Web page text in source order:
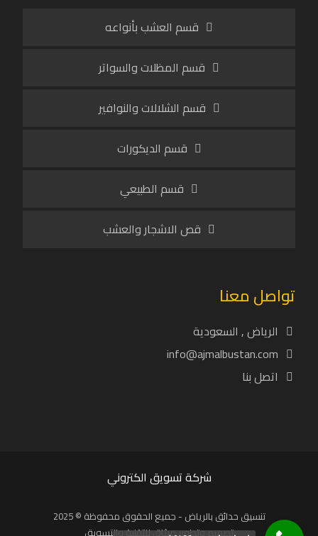
قسم العشب بأنواعه
قسم المظلات والسواتر
قسم الشلالات والنوافير
قسم الديكورات
قسم الطبيعي
قص الاشجار والعشب
تواصل معنا
الرياض , السعودية
info@ajmalbustan.com
اتصل بنا
شركة تسويق الكتروني
تنسيق حدائق بالرياض - جميع الحقوق محفوظة © 2025
تصميم وتطوير ميثاق للتقنية والتسويق